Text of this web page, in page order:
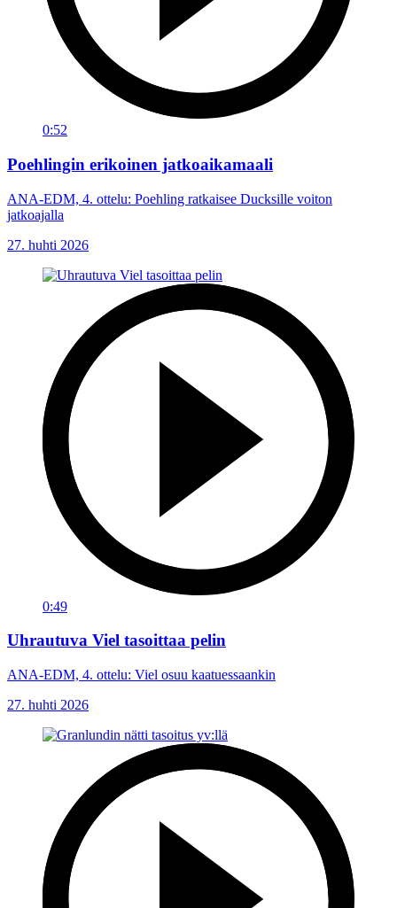
0:52
Poehlingin erikoinen jatkoaikamaali
ANA-EDM, 4. ottelu: Poehling ratkaisee Ducksille voiton
jatkoajalla
27. huhti 2026
0:49
Uhrautuva Viel tasoittaa pelin
ANA-EDM, 4. ottelu: Viel osuu kaatuessaankin
27. huhti 2026